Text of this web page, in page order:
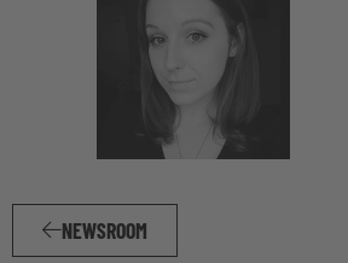
NEWSROOM